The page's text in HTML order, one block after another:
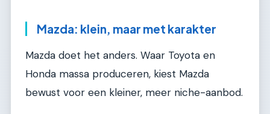
Mazda: klein, maar met karakter
Mazda doet het anders. Waar Toyota en
Honda massa produceren, kiest Mazda
bewust voor een kleiner, meer niche-aanbod.